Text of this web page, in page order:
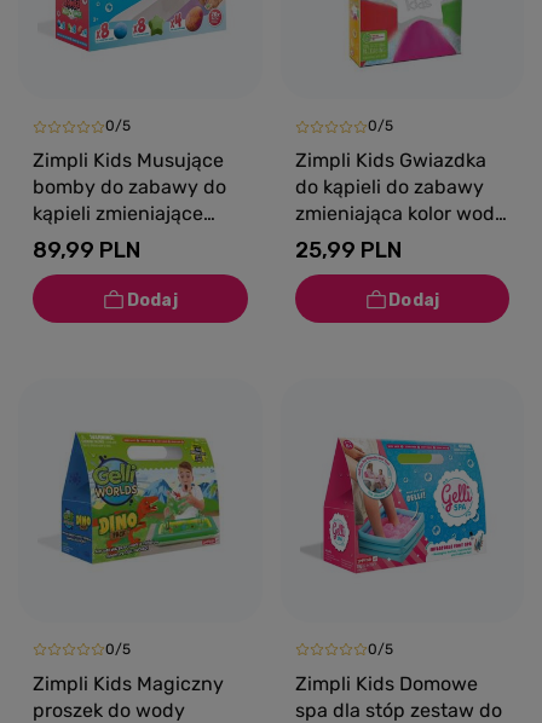
0/5
Zimpli Kids Musujące
bomby do zabawy do
kąpieli zmieniające
kolor wody Baff Bombz
20 szt. 3+
89,99 PLN
0/5
Zimpli Kids Gwiazdka
do kąpieli do zabawy
zmieniająca kolor wody
Baff Bombz 3+
25,99 PLN
0/5
Zimpli Kids Magiczny
proszek do wody
0/5
Zimpli Kids Domowe
spa dla stóp zestaw do